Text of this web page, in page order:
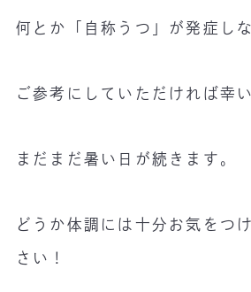
何とか「自称うつ」が発症し
ご参考にしていただければ幸
まだまだ暑い日が続きます。
どうか体調には十分お気をつ
さい！